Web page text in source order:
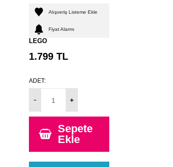
Alışveriş Listeme Ekle
Fiyat Alarmı
LEGO
1.799TL
ADET:
Sepete
Ekle